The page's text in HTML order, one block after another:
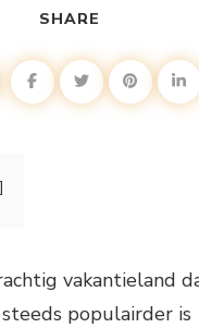
SHARE
vakantieland
populairder is